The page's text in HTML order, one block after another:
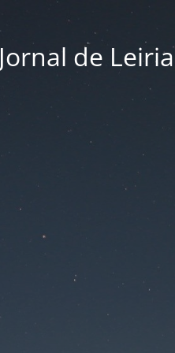
Jornal de Leiria